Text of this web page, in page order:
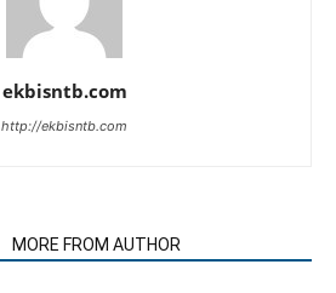
ekbisntb.com
http://ekbisntb.com
MORE FROM AUTHOR